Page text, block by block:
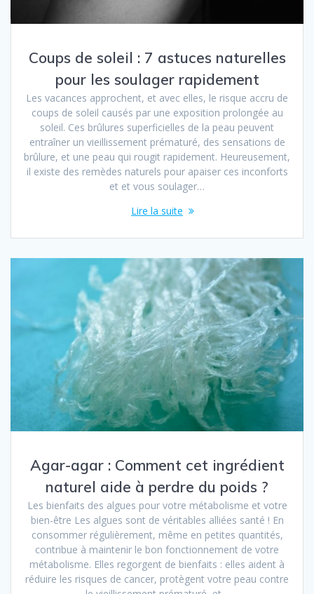
Coups de soleil : 7 astuces naturelles
pour les soulager rapidement
Les vacances approchent, et avec elles, le risque accru de
coups de soleil causés par une exposition prolongée au
soleil. Ces brûlures superficielles de la peau peuvent
entraîner un vieillissement prématuré, des sensations de
brûlure, et une peau qui rougit rapidement. Heureusement,
il existe des remèdes naturels pour apaiser ces inconforts
et et vous soulager…
Lire la suite
Agar-agar : Comment cet ingrédient
naturel aide à perdre du poids ?
Les bienfaits des algues pour votre métabolisme et votre
bien-être Les algues sont de véritables alliées santé ! En
consommer régulièrement, même en petites quantités,
contribue à maintenir le bon fonctionnement de votre
métabolisme. Elles regorgent de bienfaits : elles aident à
réduire les risques de cancer, protègent votre peau contre